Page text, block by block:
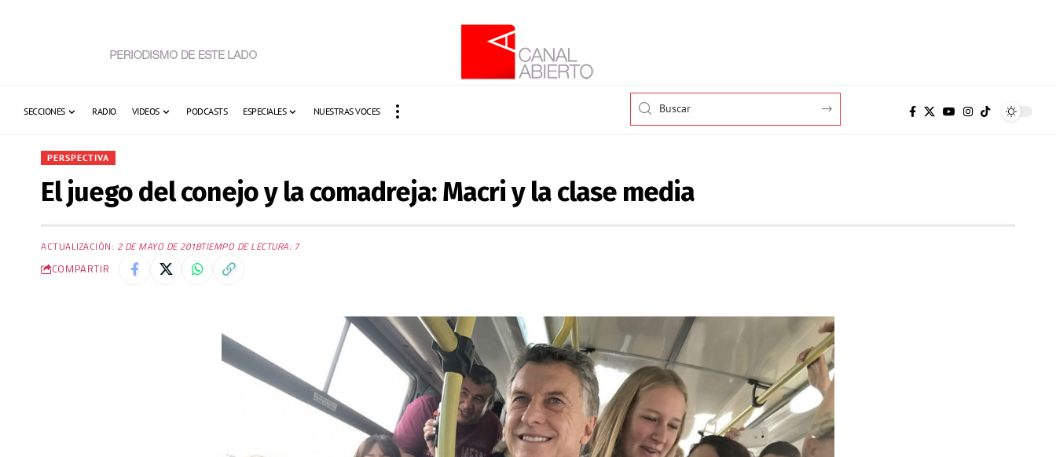
SECCIONES RADIO VIDEOS PODCASTS ESPECIALES NUESTRAS VOCES
PERSPECTIVA
El juego del conejo y la comadreja: Macri y la clase media
ACTUALIZACIÓN: 2 DE MAYO DE 2018TIEMPO DE LECTURA: 7
COMPARTIR